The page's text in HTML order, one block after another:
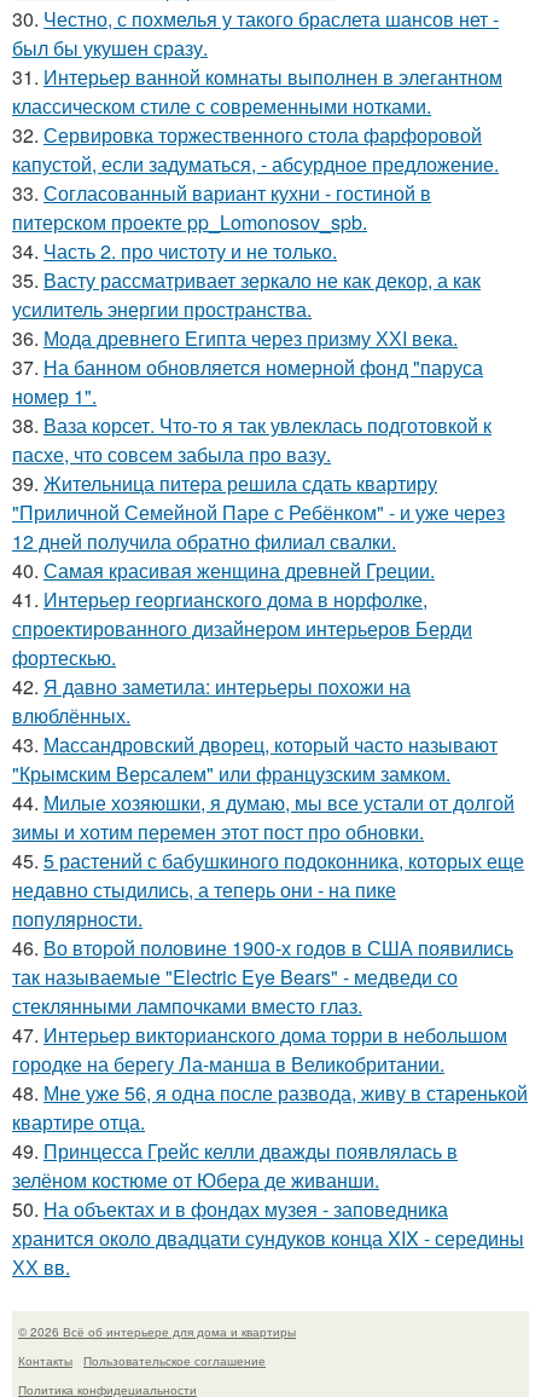
30. Честно, с похмелья у такого браслета шансов нет -
был бы укушен сразу.
31. Интерьер ванной комнаты выполнен в элегантном
классическом стиле с современными нотками.
32. Сервировка торжественного стола фарфоровой
капустой, если задуматься, - абсурдное предложение.
33. Согласованный вариант кухни - гостиной в
питерском проекте pp_Lomonosov_spb.
34. Часть 2. про чистоту и не только.
35. Васту рассматривает зеркало не как декор, а как
усилитель энергии пространства.
36. Мода древнего Египта через призму ХХI века.
37. На банном обновляется номерной фонд "паруса
номер 1".
38. Ваза корсет. Что-то я так увлеклась подготовкой к
пасхе, что совсем забыла про вазу.
39. Жительница питера решила сдать квартиру
"Приличной Семейной Паре с Ребёнком" - и уже через
12 дней получила обратно филиал свалки.
40. Самая красивая женщина древней Греции.
41. Интерьер георгианского дома в норфолке,
спроектированного дизайнером интерьеров Берди
фортескью.
42. Я давно заметила: интерьеры похожи на
влюблённых.
43. Массандровский дворец, который часто называют
"Крымским Версалем" или французским замком.
44. Милые хозяюшки, я думаю, мы все устали от долгой
зимы и хотим перемен этот пост про обновки.
45. 5 растений с бабушкиного подоконника, которых еще
недавно стыдились, а теперь они - на пике
популярности.
46. Во второй половине 1900-х годов в США появились
так называемые "Electric Eye Bears" - медведи со
стеклянными лампочками вместо глаз.
47. Интерьер викторианского дома торри в небольшом
городке на берегу Ла-манша в Великобритании.
48. Мне уже 56, я одна после развода, живу в старенькой
квартире отца.
49. Принцесса Грейс келли дважды появлялась в
зелёном костюме от Юбера де живанши.
50. На объектах и в фондах музея - заповедника
хранится около двадцати сундуков конца XIX - середины
ХХ вв.
© 2026 Всё об интерьере для дома и квартиры
Контакты
Пользовательское соглашение
Политика конфидециальности